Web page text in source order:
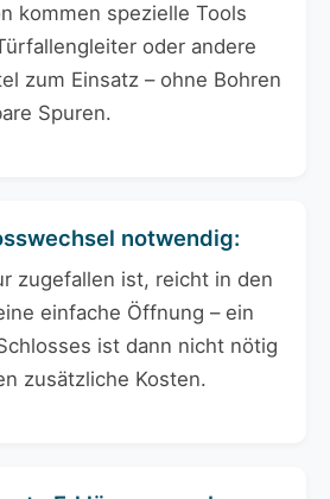
kommen spezielle Tools
oder andere
zum Einsatz – ohne Bohren
Spuren.
notwendig:
zugefallen ist, reicht in den
einfache Öffnung – ein
ist dann nicht nötig
zusätzliche Kosten.